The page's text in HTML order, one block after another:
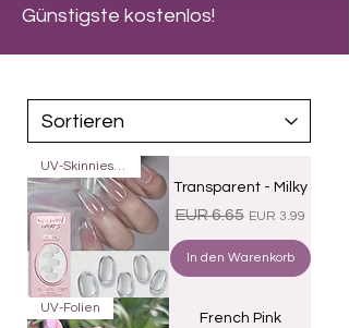
Günstigste kostenlos!
UV-Skinnies16
Transparent - Milky
Standardpreis
EUR 6.65 Sale-Preis
EUR 3.99
In den Warenkorb
UV-Folien
French Pink